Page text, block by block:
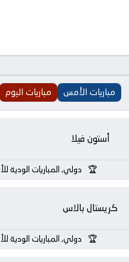
مباريات الأمس مباريات اليوم
أستون فيلا
دولي, المباريات الودية
كريستال بالاس
دولي, المباريات الودية